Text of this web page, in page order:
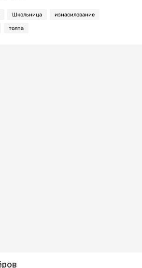
Школьница изнасилование
толпа